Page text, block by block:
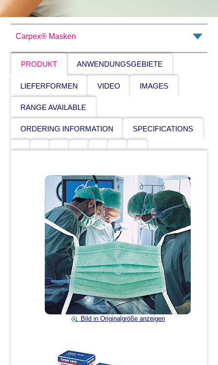
Carpex® Masken
PRODUKT ANWENDUNGSGEBIETE
LIEFERFORMEN VIDEO IMAGES
RANGE AVAILABLE
ORDERING INFORMATION SPECIFICATIONS
Bild in Originalgröße anzeigen